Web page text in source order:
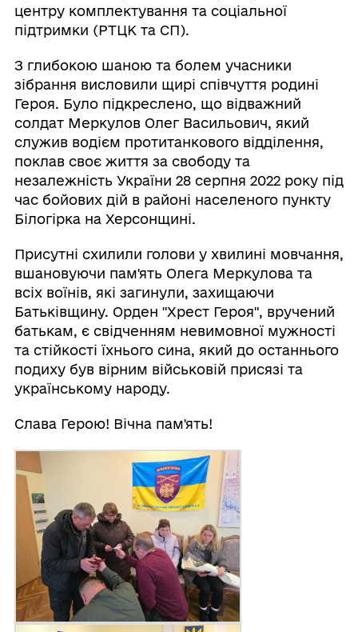
центру комплектування та соціальної
підтримки (РТЦК та СП).
З глибокою шаною та болем учасники
зібрання висловили щирі співчуття родині
Героя. Було підкреслено, що відважний
солдат Меркулов Олег Васильович, який
служив водієм протитанкового відділення,
поклав своє життя за свободу та
незалежність України 28 серпня 2022 року під
час бойових дій в районі населеного пункту
Білогірка на Херсонщині.
Присутні схилили голови у хвилині мовчання,
вшановуючи пам'ять Олега Меркулова та
всіх воїнів, які загинули, захищаючи
Батьківщину. Орден "Хрест Героя", вручений
батькам, є свідченням невимовної мужності
та стійкості їхнього сина, який до останнього
подиху був вірним військовій присязі та
українському народу.
Слава Герою! Вічна пам'ять!